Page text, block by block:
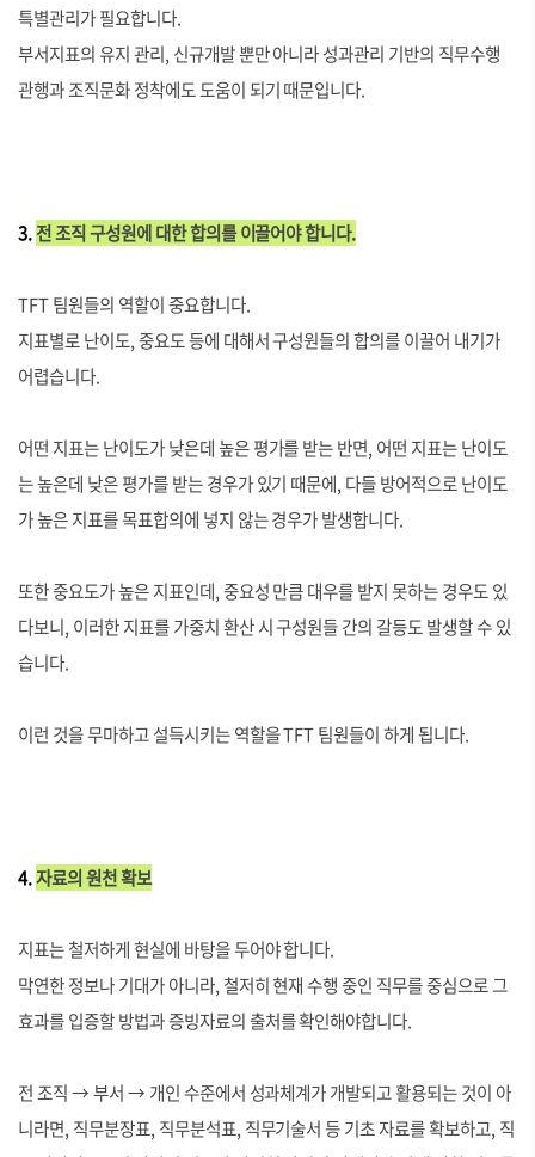
특별관리가 필요합니다.
부서지표의 유지 관리, 신규개발 뿐만 아니라 성과관리 기반의 직무수행
관행과 조직문화 정착에도 도움이 되기 때문입니다.
3.전 조직 구성원에 대한 합의를 이끌어야 합니다.
TFT 팀원들의 역할이 중요합니다.
지표별로 난이도, 중요도 등에 대해서 구성원들의 합의를 이끌어 내기가
어렵습니다.
어떤 지표는 난이도가 낮은데 높은 평가를 받는 반면, 어떤 지표는 난이도
는 높은데 낮은 평가를 받는 경우가 있기 때문에, 다들 방어적으로 난이도
가 높은 지표를 목표합의에 넣지 않는 경우가 발생합니다.
또한 중요도가 높은 지표인데, 중요성 만큼 대우를 받지 못하는 경우도 있
다보니, 이러한 지표를 가중치 환산 시 구성원들 간의 갈등도 발생할 수 있
습니다.
이런 것을 무마하고 설득시키는 역할을 TFT 팀원들이 하게 됩니다.
4.자료의 원천 확보
지표는 철저하게 현실에 바탕을 두어야 합니다.
막연한 정보나 기대가 아니라, 철저히 현재 수행 중인 직무를 중심으로 그
효과를 입증할 방법과 증빙자료의 출처를 확인해야합니다.
전 조직→ 부서 → 개인 수준에서 성과체계가 개발되고 활용되는 것이 아
니라면, 직무분장표, 직무분석표, 직무기술서 등 기초 자료를 확보하고, 직